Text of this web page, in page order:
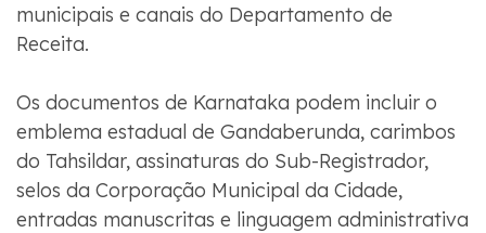
municipais e canais do Departamento de
Receita.
Os documentos de Karnataka podem incluir o
emblema estadual de Gandaberunda, carimbos
do Tahsildar, assinaturas do Sub-Registrador,
selos da Corporação Municipal da Cidade,
entradas manuscritas e linguagem administrativa